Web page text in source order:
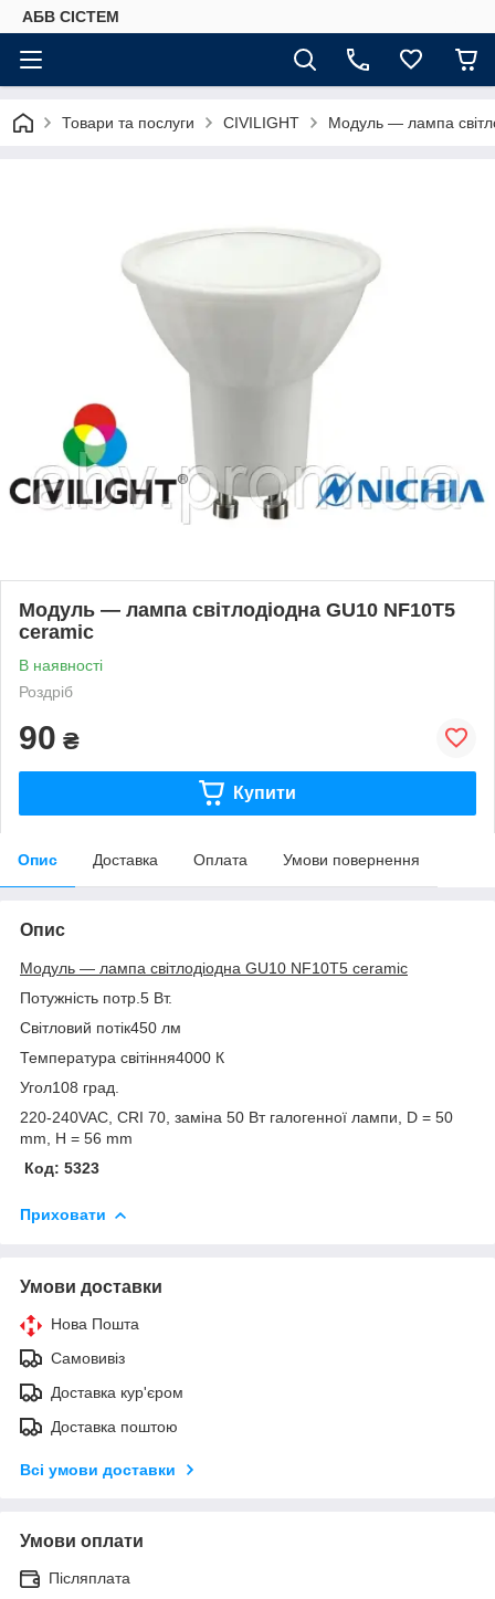
АБВ СІСТЕМ
Товари та послуги CIVILIGHT Модуль — лампа
Модуль — лампа світлодіодна GU10 NF10T5
ceramic
В наявності
Роздріб
90 ₴
Купити
Опис Доставка Оплата Умови повернення
Опис
Модуль — лампа світлодіодна GU10 NF10T5 ceramic
Потужність потр.5 Вт.
Світловий потік450 лм
Температура світіння4000 К
Угол108 град.
220-240VAC, CRI 70, заміна 50 Вт галогенної лампи, D = 50
mm, H = 56 mm
Код: 5323
Приховати
Умови доставки
Нова Пошта
Самовивіз
Доставка кур'єром
Доставка поштою
Всі умови доставки
Умови оплати
Післяплата